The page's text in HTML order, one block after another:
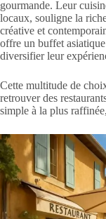
gourmande. Leur
locaux, souligne la
créative et
offre un buffet
diversifier leur
Cette multitude de
retrouver des
simple à la plus